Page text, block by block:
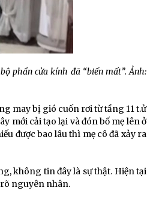
phần cửa kính đã “biến mất”. Ảnh:
may bị gió cuốn rơi từ tầng 11 t.ử
mới cải tạo lại và đón bố mẹ lên ở
được bao lâu thì mẹ cô đã xảy ra
không tin đây là sự thật. Hiện tại
rõ nguyên nhân.